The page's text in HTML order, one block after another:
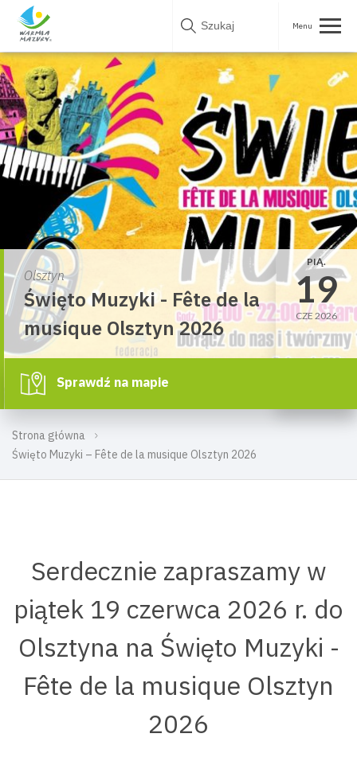
Skip
Strona główna
Święto Muzyki – Fête de la musique Olsztyn 2026
Olsztyn
Święto Muzyki - Fête de la
musique Olsztyn 2026
PIĄ.
19
CZE 2026
Sprawdź na mapie
Serdecznie zapraszamy w
piątek 19 czerwca 2026 r. do
Olsztyna na Święto Muzyki -
Fête de la musique Olsztyn
2026